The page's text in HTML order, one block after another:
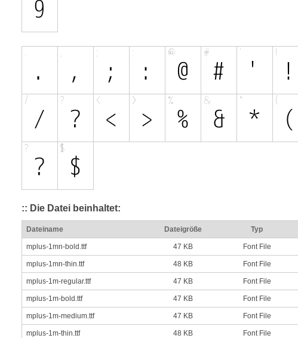
:: Die Datei beinhaltet:
Dateiname Dateigröße Typ
mplus-1mn-bold.ttf 47 KB Font File
mplus-1mn-thin.ttf 48 KB Font File
mplus-1m-regular.ttf 47 KB Font File
mplus-1m-bold.ttf 47 KB Font File
mplus-1m-medium.ttf 47 KB Font File
mplus-1m-thin.ttf 48 KB Font File